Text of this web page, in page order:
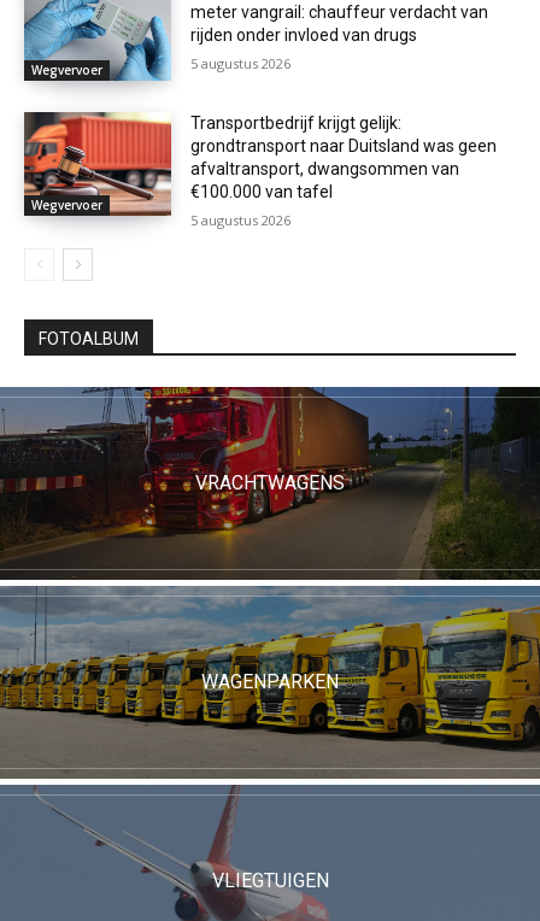
Wegvervoer
meter vangrail: chauffeur verdacht van
rijden onder invloed van drugs
5 augustus 2026
Wegvervoer
Transportbedrijf krijgt gelijk:
grondtransport naar Duitsland was geen
afvaltransport, dwangsommen van
€100.000 van tafel
5 augustus 2026
FOTOALBUM
VRACHTWAGENS
WAGENPARKEN
VLIEGTUIGEN